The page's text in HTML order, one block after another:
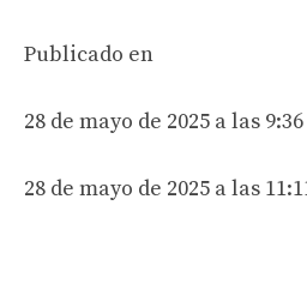
Publicado en
28 de mayo de 2025 a las
28 de mayo de 2025 a las